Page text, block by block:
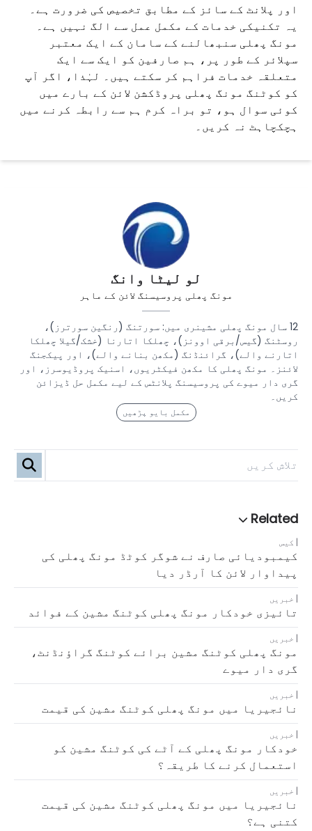
لو لیٹا وانگ
مونگ پھلی پروسیسنگ لائن کے ماہر
12 سال مونگ پھلی مشینری میں: سورتنگ (رنگین سورترز)،
روسٹنگ (گیس/برقی اوونز)، چھلکا اتارنا (خشک/گیلا چھلکا
اتارنے والے)، گرائنڈنگ (مکھن بنانے والے)، اور پیکجنگ
لائنز۔ مونگ پھلی کا مکھن فیکٹریوں، اسنیک پروڈیوسرز، اور
گری دار میوے کی پروسیسنگ پلانٹس کے لیے مکمل حل ڈیزائن
کریں۔
مکمل بایو پڑھیں
کیس
کیمبودیائی صارف نے شوگر کوٹڈ مونگ پھلی کی
پیداوار لائن کا آرڈر دیا
خبریں
تائیزی خودکار مونگ پھلی کوٹنگ مشین کے فوائد
خبریں
مونگ پھلی کوٹنگ مشین برائے کوٹنگ گراؤنڈنٹ،
گری دار میوے
خبریں
نائجیریا میں مونگ پھلی کوٹنگ مشین کی قیمت
خبریں
خودکار مونگ پھلی کے آٹے کی کوٹنگ مشین کو
استعمال کرنے کا طریقہ؟
خبریں
نائجیریا میں مونگ پھلی کوٹنگ مشین کی قیمت
کتنی ہے؟
اور پلانٹ کے سائز کے مطابق تخصیص کی ضرورت ہے۔
یہ تکنیکی خدمات کے مکمل عمل سے الگ نہیں ہے۔
مونگ پھلی سنبھالنے کے سامان کے ایک معتبر
سپلائر کے طور پر، ہم صارفین کو ایک سے ایک
متعلقہ خدمات فراہم کر سکتے ہیں۔ لہٰذا، اگر آپ
کو کوٹنگ مونگ پھلی پروڈکشن لائن کے بارے میں
کوئی سوال ہو، تو براہ کرم ہم سے رابطہ کرنے میں
ہچکچاہٹ نہ کریں۔